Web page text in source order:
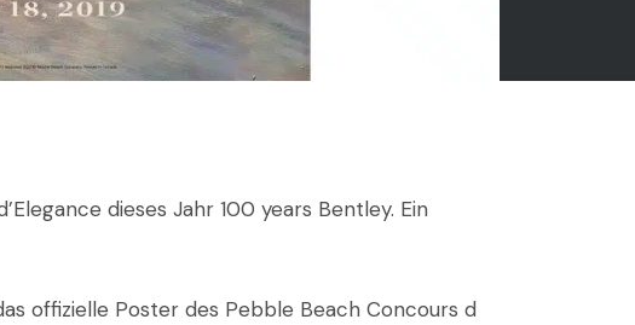
dieses Jahr 100 years Bentley. Ein
offizielle Poster des Pebble Beach Concours d